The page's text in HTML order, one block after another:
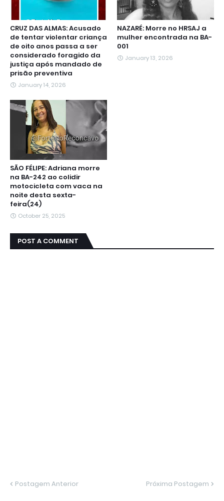
CRUZ DAS ALMAS: Acusado
de tentar violentar criança
de oito anos passa a ser
considerado foragido da
justiça após mandado de
prisão preventiva
January 14, 2026
NAZARÉ: Morre no HRSAJ a
mulher encontrada na BA-
001
January 13, 2026
SÃO FÉLIPE: Adriana morre
na BA-242 ao colidir
motocicleta com vaca na
noite desta sexta-
feira(24)
October 25, 2025
POST A COMMENT
Postagem Anterior Próxima Postagem